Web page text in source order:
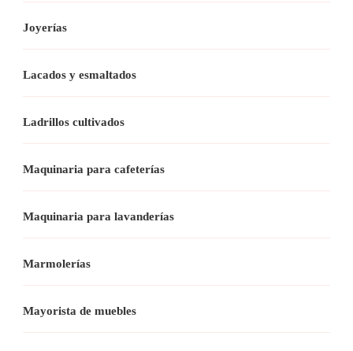
Joyerías
Lacados y esmaltados
Ladrillos cultivados
Maquinaria para cafeterías
Maquinaria para lavanderías
Marmolerías
Mayorista de muebles